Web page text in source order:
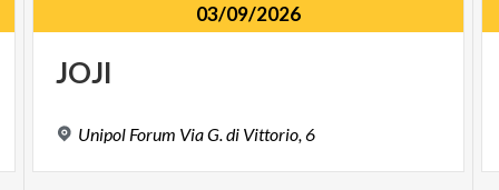
03/09/2026
JOJI
Unipol Forum ViaG.di Vittorio,6